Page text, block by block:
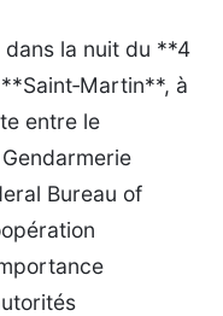
dans la nuit du **4
à
entre le
Bureau of